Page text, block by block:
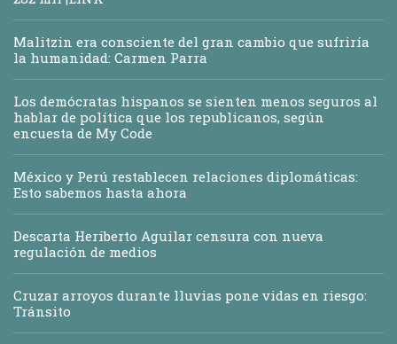
Malitzin era consciente del gran cambio que sufriría
la humanidad: Carmen Parra
Los demócratas hispanos se sienten menos seguros al
hablar de política que los republicanos, según
encuesta de My Code
México y Perú restablecen relaciones diplomáticas:
Esto sabemos hasta ahora
Descarta Heriberto Aguilar censura con nueva
regulación de medios
Cruzar arroyos durante lluvias pone vidas en riesgo:
Tránsito